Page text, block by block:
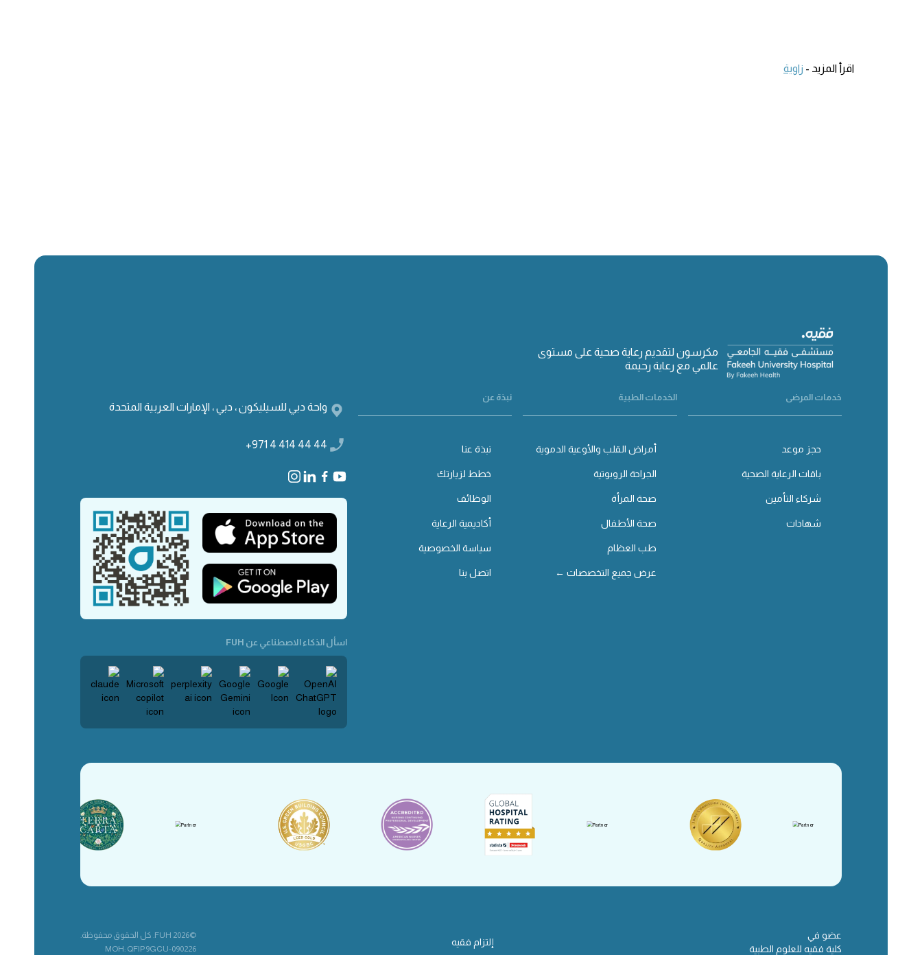
اقرأ المزيد - زاوية
مكرسون لتقديم رعاية صحية على مستوى
عالمي مع رعاية رحيمة
خدمات المرضى
حجز موعد
باقات الرعاية الصحية
شركاء التأمين
شهادات
الخدمات الطبية
أمراض القلب والأوعية الدموية
الجراحة الروبوتية
صحة المرأة
صحة الأطفال
طب العظام
عرض جميع التخصصات ←
نبذة عن
نبذة عنا
خطط لزيارتك
الوظائف
أكاديمية الرعاية
سياسة الخصوصية
اتصل بنا
واحة دبي للسيليكون ، دبي ، الإمارات العربية المتحدة
+971 4 414 44 44
اسأل الذكاء الاصطناعي عن FUH
عضو في
كلية فقيه للعلوم الطبية
إلتزام فقيه
©2026 FUH. كل الحقوق محفوظة.
MOH: QFIP9GCU-090226